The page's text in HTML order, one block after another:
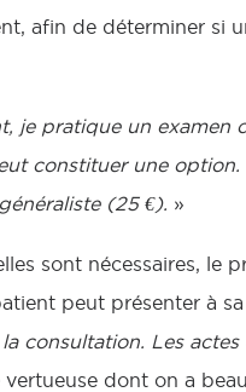
afin de déterminer si
je pratique un examen
constituer une option.
(25 €). »
sont nécessaires, le
peut présenter à
consultation. Les actes
dont on a